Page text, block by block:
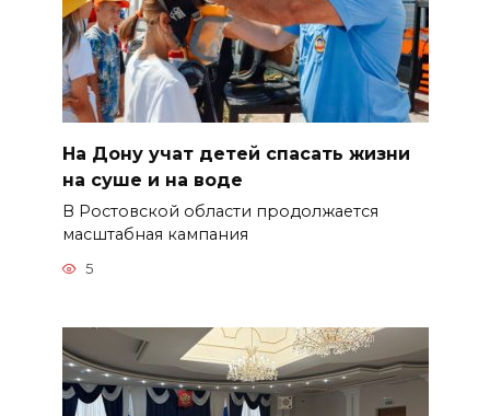
На Дону учат детей спасать жизни
на суше и на воде
В Ростовской области продолжается
масштабная кампания
5